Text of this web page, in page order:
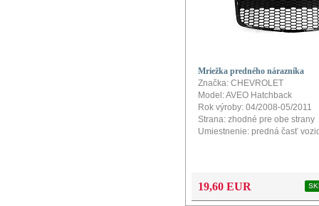
Mriežka predného nárazníka
Značka: CHEVROLET
Model: AVEO Hatchback
Rok výroby: 04/2008-05/2011
Strana: zhodné pre obe strany
Umiestnenie: predná časť
19,60 EUR